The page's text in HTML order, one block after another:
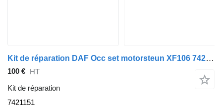
Kit de réparation DAF Occ set motorsteun XF106 7421151 pour tracteur routier
100 € HT
Kit de réparation
7421151